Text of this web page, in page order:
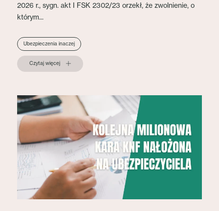
2026 r., sygn. akt I FSK 2302/23 orzekł, że zwolnienie, o
którym...
Ubezpieczenia inaczej
Czytaj więcej